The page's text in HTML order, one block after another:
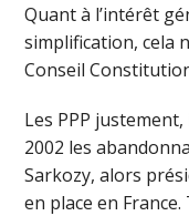
Quant à l’intérêt
simplification, cela
Conseil
Les PPP
2002 les
Sarkozy, alors
en place en